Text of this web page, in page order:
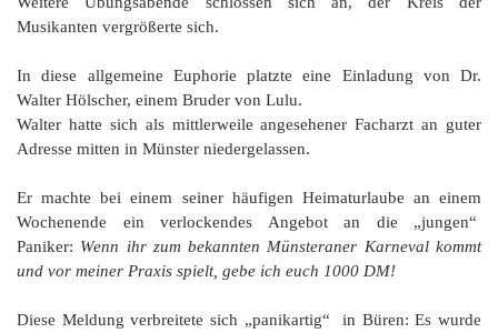
Musikanten vergrößerte sich.
In diese allgemeine Euphorie platzte eine Einladung von Dr.
Walter Hölscher, einem Bruder von Lulu.
Walter hatte sich als mittlerweile angesehener Facharzt an guter
Adresse mitten in Münster niedergelassen.
Er machte bei einem seiner häufigen Heimaturlaube an einem
Wochenende ein verlockendes Angebot an die „jungen“
Paniker: Wenn ihr zum bekannten Münsteraner Karneval kommt
und vor meiner Praxis spielt, gebe ich euch 1000 DM!
Diese Meldung verbreitete sich „panikartig“ in Büren: Es wurde